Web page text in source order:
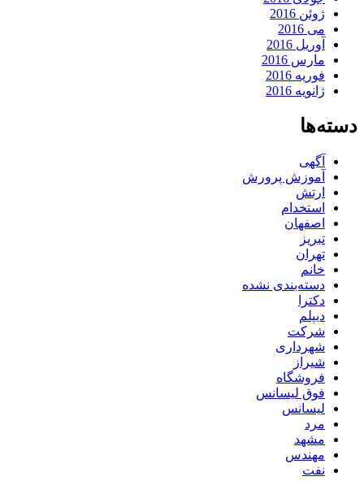
ژوئن 2016
می 2016
آوریل 2016
مارس 2016
فوریه 2016
ژانویه 2016
دسته‌ها
آگهی
آموزش پرورش
ارتش
استخدام
اصفهان
تبریز
تهران
خانم
دسته‌بندی نشده
دکترا
دیپلم
شرکت
شهرداری
شیراز
فروشگاه
فوق لیسانس
لیسانس
مرد
مشهد
مهندس
نفت